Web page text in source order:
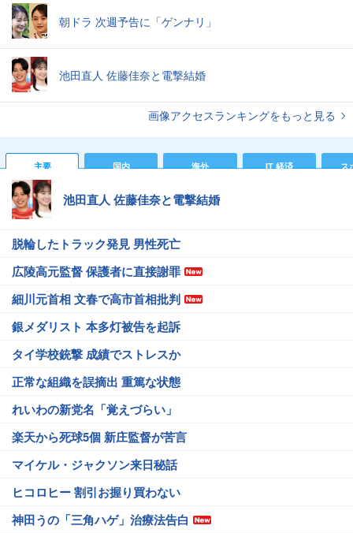
朝ドラ 次週予告に「ゲンナリ」
池田直人 佐藤佳奈と電撃結婚
画像アクセスランキングをもっと見る
主要 国内 海外 IT 経済 ス
池田直人 佐藤佳奈と電撃結婚
脱輪したトラック発見 男性死亡
広陵高元監督 保護者に直接謝罪
細川元首相 文春で高市首相批判
銀メダリスト 本多灯被告を起訴
タイ学校銃撃 成績でストレスか
正常な組織を誤摘出 重篤な状態
れいわの新党名「覚えづらい」
楽天から死球5個 新庄監督が苦言
マイケル・ジャクソン来日秘話
ヒコロヒー 割引お握り買わない
神田うの「三角ハゲ」治療法告白